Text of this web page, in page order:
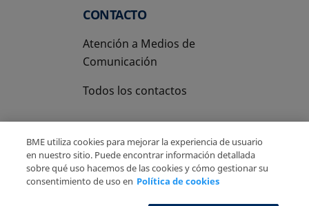
CONTACTO
Atención a Medios de
Comunicación
Todos los contactos
Copyright Ⓒ BME 2026
Aviso Legal
BME utiliza cookies para mejorar la experiencia de usuario
en nuestro sitio. Puede encontrar información detallada
sobre qué uso hacemos de las cookies y cómo gestionar su
consentimiento de uso en Política de cookies